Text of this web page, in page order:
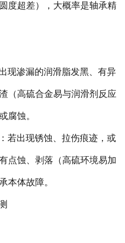
度超差），大概率是轴承精
渗漏的润滑脂发黑、有异
（高硫合金易与润滑剂反应
腐蚀。
出现锈蚀、拉伤痕迹，或
点蚀、剥落（高硫环境易加
本体故障。